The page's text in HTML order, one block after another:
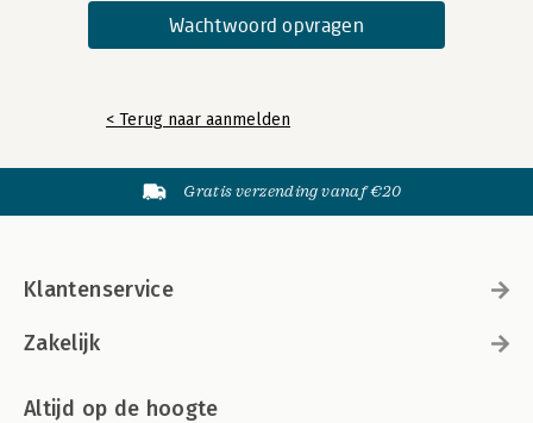
< Terug naar aanmelden
Gratis verzending vanaf €20
Klantenservice
Zakelijk
Altijd op de hoogte